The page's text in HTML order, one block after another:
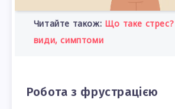
Читайте також: Що таке
види, симптоми
Робота з фрустрацією